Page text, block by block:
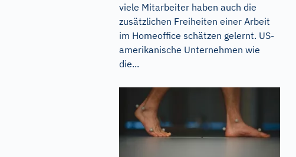
viele Mitarbeiter haben auch die
zusätzlichen Freiheiten einer Arbeit
im Homeoffice schätzen gelernt. US-
amerikanische Unternehmen wie
die...